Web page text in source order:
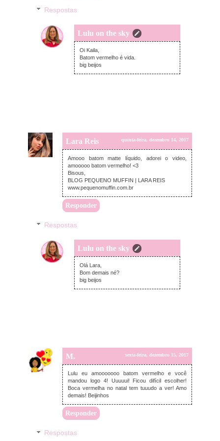
Respostas
Lulu on the sky
quinta-feira, dezembro 14, 2017
Oi Kaila,
Batom vermelho é vida.
big beijos
Lara Reis quinta-feira, dezembro 14, 2017
Amooo batom matte líquido, adorei o video,
amooooo batom vermelho! <3
Bisous,
BLOG PEQUENO MUFFIN | LARA REIS
www.pequenomuffin.com.br
Responder
Respostas
Lulu on the sky
quinta-feira, dezembro 14, 2017
Olá Lara,
Bom demais né?
big beijos
M. sexta-feira, dezembro 15, 2017
Lulu eu amooooooo batom vermelho e você
mandou logo 4! Uuuuui! Ficou difícil escolher!
Boca vermelha no natal tem tuuudo a ver! Amo
demais! Beijinhos
Responder
Respostas